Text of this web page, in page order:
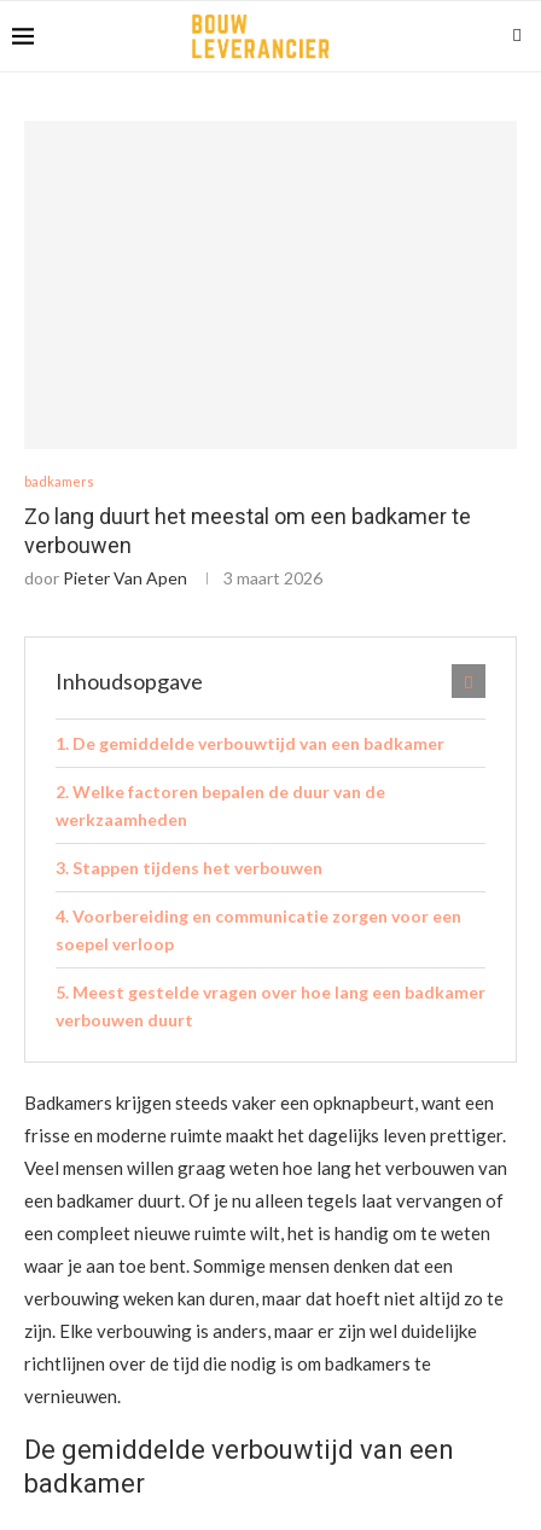
badkamers
Zo lang duurt het meestal om een badkamer te
verbouwen
door Pieter Van Apen 3 maart 2026
Inhoudsopgave
De gemiddelde verbouwtijd van een badkamer
Welke factoren bepalen de duur van de
werkzaamheden
Stappen tijdens het verbouwen
Voorbereiding en communicatie zorgen voor een
soepel verloop
Meest gestelde vragen over hoe lang een badkamer
verbouwen duurt
Badkamers krijgen steeds vaker een opknapbeurt, want een
frisse en moderne ruimte maakt het dagelijks leven prettiger.
Veel mensen willen graag weten hoe lang het verbouwen van
een badkamer duurt. Of je nu alleen tegels laat vervangen of
een compleet nieuwe ruimte wilt, het is handig om te weten
waar je aan toe bent. Sommige mensen denken dat een
verbouwing weken kan duren, maar dat hoeft niet altijd zo te
zijn. Elke verbouwing is anders, maar er zijn wel duidelijke
richtlijnen over de tijd die nodig is om badkamers te
vernieuwen.
De gemiddelde verbouwtijd van een
badkamer